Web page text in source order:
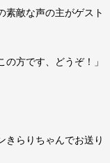
素敵な声の主がゲスト
方です、どうぞ！」
きらりちゃんでお送り